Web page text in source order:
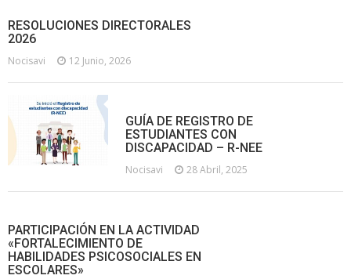
RESOLUCIONES DIRECTORALES
2026
Nocisavi 12 Junio, 2026
GUÍA DE REGISTRO DE
ESTUDIANTES CON
DISCAPACIDAD – R-NEE
Nocisavi 28 Abril, 2025
PARTICIPACIÓN EN LA ACTIVIDAD
«FORTALECIMIENTO DE
HABILIDADES PSICOSOCIALES EN
ESCOLARES»